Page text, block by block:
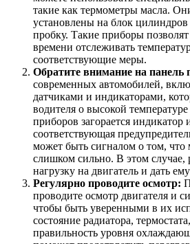
такие как термометры масла.
установлены на блок
пробку. Такие приборы
времени отслеживать
соответствующие меры.
Обратите внимание на панель
современных автомобилей,
датчиками и индикаторами,
водителя о высокой
приборов загорается индикатор
соответствующая
может быть сигналом о том, что
слишком сильно. В этом случае,
нагрузку на двигатель и дать
Регулярно проводите осмотр:
проводите осмотр двигателя и
чтобы быть уверенными в их
состояние радиатора,
правильность уровня